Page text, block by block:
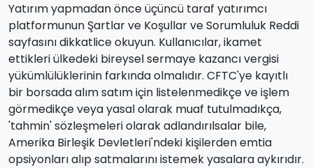
Yatırım yapmadan önce üçüncü taraf yatırımcı
platformunun Şartlar ve Koşullar ve Sorumluluk Reddi
sayfasını dikkatlice okuyun. Kullanıcılar, ikamet
ettikleri ülkedeki bireysel sermaye kazancı vergisi
yükümlülüklerinin farkında olmalıdır. CFTC'ye kayıtlı
bir borsada alım satım için listelenmedikçe ve işlem
görmedikçe veya yasal olarak muaf tutulmadıkça,
'tahmin' sözleşmeleri olarak adlandırılsalar bile,
Amerika Birleşik Devletleri'ndeki kişilerden emtia
opsiyonları alıp satmalarını istemek yasalara aykırıdır.